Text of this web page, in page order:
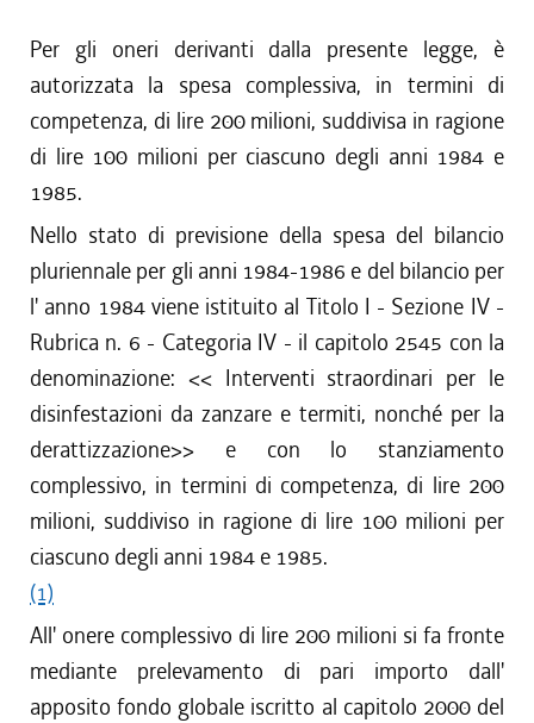
Per gli oneri derivanti dalla presente legge, è
autorizzata la spesa complessiva, in termini di
competenza, di lire 200 milioni, suddivisa in ragione
di lire 100 milioni per ciascuno degli anni 1984 e
1985.
Nello stato di previsione della spesa del bilancio
pluriennale per gli anni 1984-1986 e del bilancio per
l' anno 1984 viene istituito al Titolo I - Sezione IV -
Rubrica n. 6 - Categoria IV - il capitolo 2545 con la
denominazione: << Interventi straordinari per le
disinfestazioni da zanzare e termiti, nonché per la
derattizzazione>> e con lo stanziamento
complessivo, in termini di competenza, di lire 200
milioni, suddiviso in ragione di lire 100 milioni per
ciascuno degli anni 1984 e 1985.
(1)
All' onere complessivo di lire 200 milioni si fa fronte
mediante prelevamento di pari importo dall'
apposito fondo globale iscritto al capitolo 2000 del